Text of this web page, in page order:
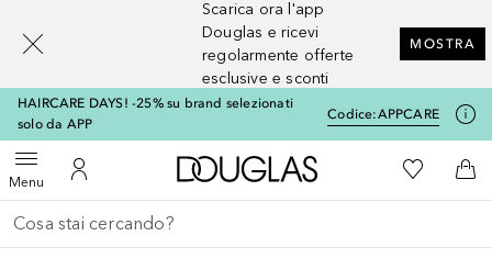
Scarica ora l'app
Douglas e ricevi
regolarmente offerte
esclusive e sconti
MOSTRA
HAIRCARE DAYS! -25% su brand selezionati
solo da APP
Codice:APPCARE
MenuApri menuAl Mio Account
A Douglas HomeAlla Mia
Al
Torna indietro
Esegui ricerca
[navigation.slideout.screenreader]